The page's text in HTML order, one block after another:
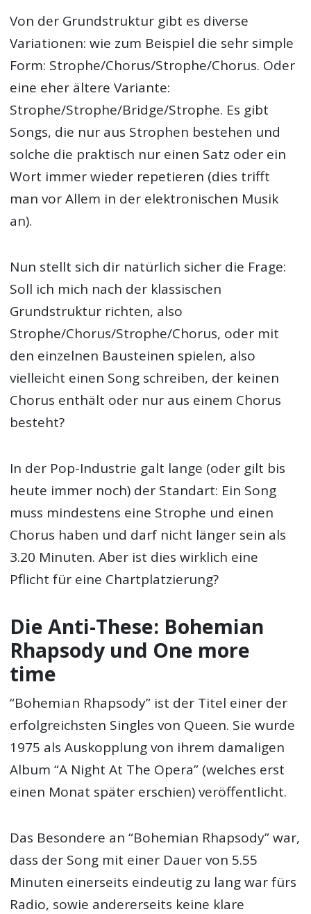
Von der Grundstruktur gibt es diverse
Variationen: wie zum Beispiel die sehr simple
Form: Strophe/Chorus/Strophe/Chorus. Oder
eine eher ältere Variante:
Strophe/Strophe/Bridge/Strophe. Es gibt
Songs, die nur aus Strophen bestehen und
solche die praktisch nur einen Satz oder ein
Wort immer wieder repetieren (dies trifft
man vor Allem in der elektronischen Musik
an).
Nun stellt sich dir natürlich sicher die Frage:
Soll ich mich nach der klassischen
Grundstruktur richten, also
Strophe/Chorus/Strophe/Chorus, oder mit
den einzelnen Bausteinen spielen, also
vielleicht einen Song schreiben, der keinen
Chorus enthält oder nur aus einem Chorus
besteht?
In der Pop-Industrie galt lange (oder gilt bis
heute immer noch) der Standart: Ein Song
muss mindestens eine Strophe und einen
Chorus haben und darf nicht länger sein als
3.20 Minuten. Aber ist dies wirklich eine
Pflicht für eine Chartplatzierung?
Die Anti-These: Bohemian
Rhapsody und One more
time
“Bohemian Rhapsody” ist der Titel einer der
erfolgreichsten Singles von Queen. Sie wurde
1975 als Auskopplung von ihrem damaligen
Album “A Night At The Opera” (welches erst
einen Monat später erschien) veröffentlicht.
Das Besondere an “Bohemian Rhapsody” war,
dass der Song mit einer Dauer von 5.55
Minuten einerseits eindeutig zu lang war fürs
Radio, sowie andererseits keine klare